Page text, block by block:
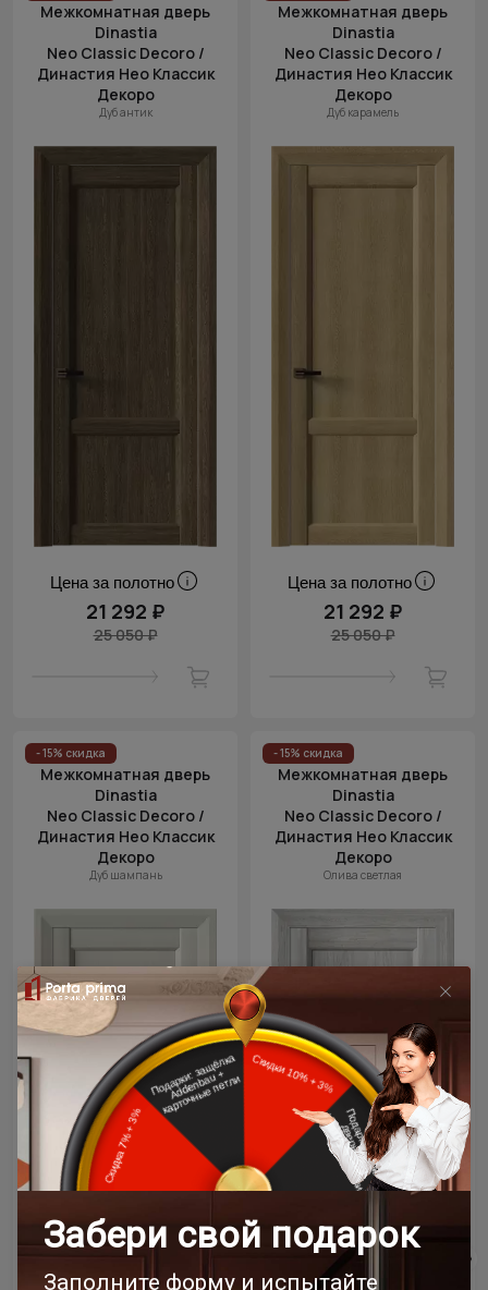
Межкомнатная дверь
Dinastia
Neo Classic Decoro /
Династия Нео Классик
Декоро
Дуб антик
Цена за полотно
21 292 ₽
25 050 ₽
Межкомнатная дверь
Dinastia
Neo Classic Decoro /
Династия Нео Классик
Декоро
Дуб карамель
Цена за полотно
21 292 ₽
25 050 ₽
- 15% скидка
Межкомнатная дверь
Dinastia
Neo Classic Decoro /
Династия Нео Классик
Декоро
Дуб шампань
- 15% скидка
Межкомнатная дверь
Dinastia
Neo Classic Decoro /
Династия Нео Классик
Декоро
Олива светлая